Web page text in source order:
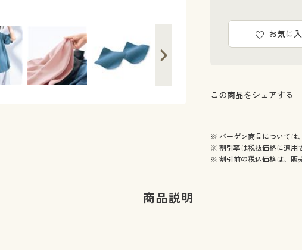
お気に
この商品をシェアする
※ バーゲン商品については
※ 割引率は税抜価格に適用
※ 割引前の税込価格は、販
商品説明